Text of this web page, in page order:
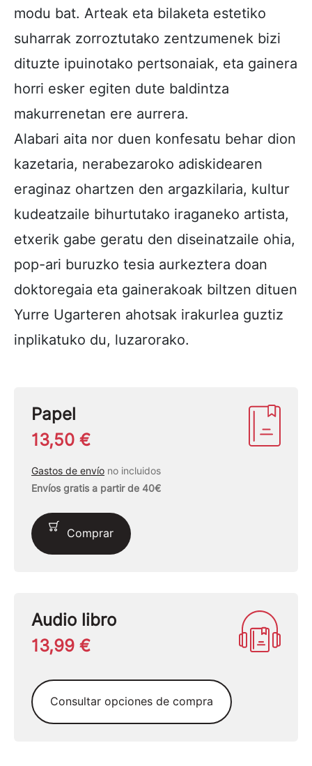
modu bat. Arteak eta bilaketa estetiko
suharrak zorroztutako zentzumenek bizi
dituzte ipuinotako pertsonaiak, eta gainera
horri esker egiten dute baldintza
makurrenetan ere aurrera.
Alabari aita nor duen konfesatu behar dion
kazetaria, nerabezaroko adiskidearen
eraginaz ohartzen den argazkilaria, kultur
kudeatzaile bihurtutako iraganeko artista,
etxerik gabe geratu den diseinatzaile ohia,
pop-ari buruzko tesia aurkeztera doan
doktoregaia eta gainerakoak biltzen dituen
Yurre Ugarteren ahotsak irakurlea guztiz
inplikatuko du, luzarorako.
Papel
13,50 €
Gastos de envío no incluidos
Envíos gratis a partir de 40€
Comprar
Audio libro
13,99 €
Consultar opciones de compra